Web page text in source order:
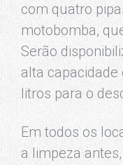
com quatro
motobomba,
Serão
alta capacidade
litros para o
Em todos os
a limpeza